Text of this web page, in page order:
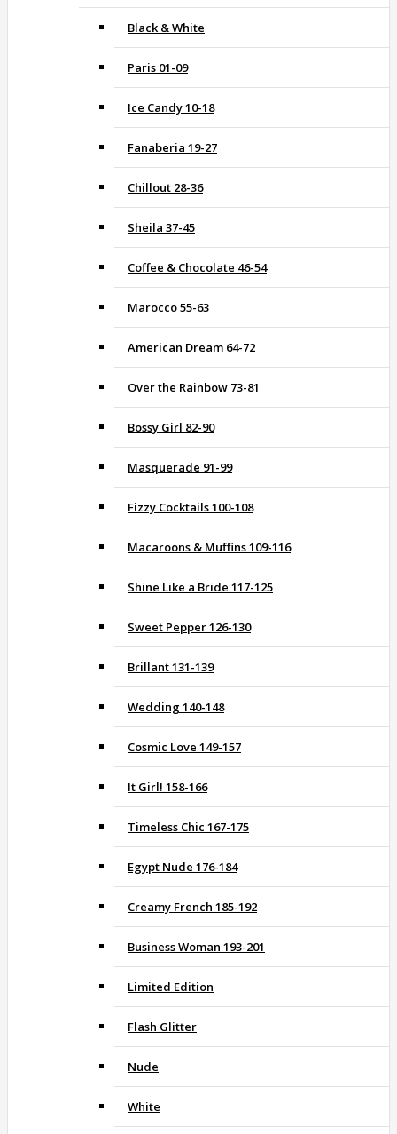
Black & White
Paris 01-09
Ice Candy 10-18
Fanaberia 19-27
Chillout 28-36
Sheila 37-45
Coffee & Chocolate 46-54
Marocco 55-63
American Dream 64-72
Over the Rainbow 73-81
Bossy Girl 82-90
Masquerade 91-99
Fizzy Cocktails 100-108
Macaroons & Muffins 109-116
Shine Like a Bride 117-125
Sweet Pepper 126-130
Brillant 131-139
Wedding 140-148
Cosmic Love 149-157
It Girl! 158-166
Timeless Chic 167-175
Egypt Nude 176-184
Creamy French 185-192
Business Woman 193-201
Limited Edition
Flash Glitter
Nude
White